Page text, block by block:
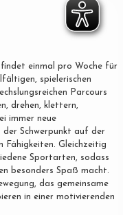
einmal pro Woche für
spielerischen
Parcours
drehen, klettern,
immer neue
der Schwerpunkt auf der
Fähigkeiten. Gleichzeitig
Sportarten, sodass
besonders Spaß macht.
das gemeinsame
in einer motivierenden